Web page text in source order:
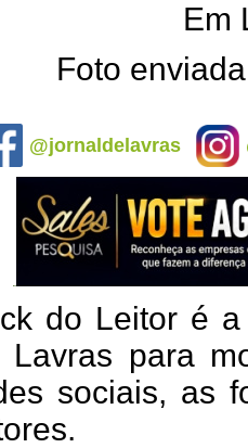
Em
Foto
@jornaldelavras
do Leitor é
Lavras para
sociais, as